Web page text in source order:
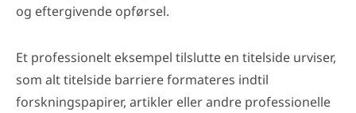
og eftergivende opførsel.
Et professionelt eksempel tilslutte en titelside urviser,
som alt titelside barriere formateres indtil
forskningspapirer, artikler eller andre professionelle